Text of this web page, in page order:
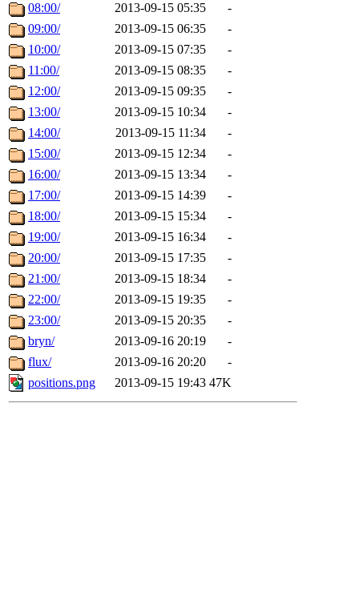
08:00/
2013-09-15 05:35
-
09:00/
2013-09-15 06:35
-
10:00/
2013-09-15 07:35
-
11:00/
2013-09-15 08:35
-
12:00/
2013-09-15 09:35
-
13:00/
2013-09-15 10:34
-
14:00/
2013-09-15 11:34
-
15:00/
2013-09-15 12:34
-
16:00/
2013-09-15 13:34
-
17:00/
2013-09-15 14:39
-
18:00/
2013-09-15 15:34
-
19:00/
2013-09-15 16:34
-
20:00/
2013-09-15 17:35
-
21:00/
2013-09-15 18:34
-
22:00/
2013-09-15 19:35
-
23:00/
2013-09-15 20:35
-
bryn/
2013-09-16 20:19
-
flux/
2013-09-16 20:20
-
positions.png
2013-09-15 19:43 47K